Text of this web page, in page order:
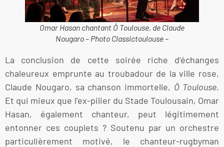
Omar Hasan chantant Ô Toulouse, de Claude
Nougaro – Photo Classictoulouse –
La conclusion de cette soirée riche d’échanges
chaleureux emprunte au troubadour de la ville rose,
Claude Nougaro, sa chanson immortelle, Ô Toulouse.
Et qui mieux que l’ex-pilier du Stade Toulousain, Omar
Hasan, également chanteur, peut légitimement
entonner ces couplets ? Soutenu par un orchestre
particulièrement motivé, le chanteur-rugbyman